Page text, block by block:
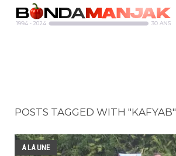
POSTS TAGGED WITH "KAFYAB"
A LA UNE